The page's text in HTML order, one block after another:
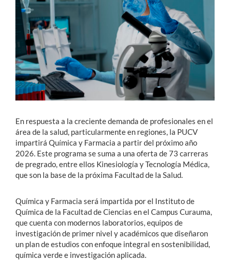
Estudiantes
Académicos
Funcionarios
Alumni
En respuesta a la creciente demanda de profesionales en el
área de la salud, particularmente en regiones, la PUCV
impartirá Química y Farmacia a partir del próximo año
2026. Este programa se suma a una oferta de 73 carreras
de pregrado, entre ellos Kinesiología y Tecnología Médica,
que son la base de la próxima Facultad de la Salud.
Química y Farmacia será impartida por el Instituto de
Química de la Facultad de Ciencias en el Campus Curauma,
que cuenta con modernos laboratorios, equipos de
investigación de primer nivel y académicos que diseñaron
un plan de estudios con enfoque integral en sostenibilidad,
química verde e investigación aplicada.